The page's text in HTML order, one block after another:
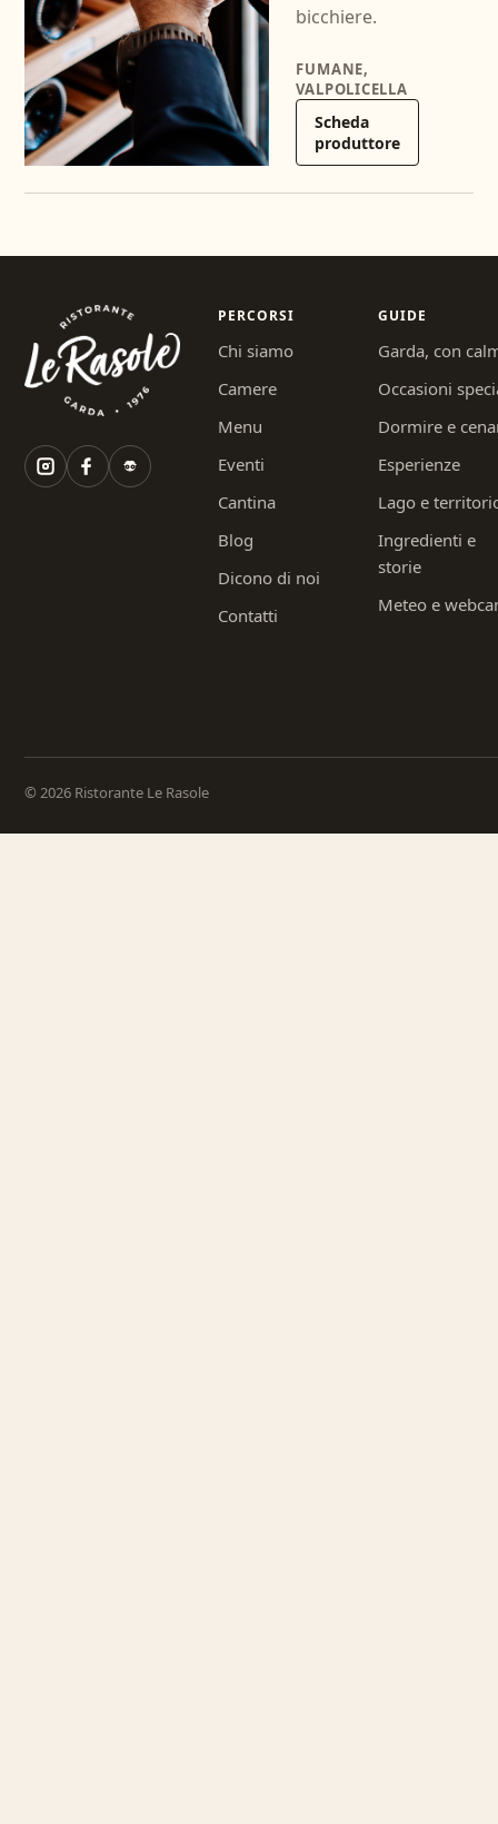
bicchiere.
FUMANE,
VALPOLICELLA
Scheda
produttore
PERCORSI
Chi siamo
Camere
Menu
Eventi
Cantina
Blog
Dicono di noi
Contatti
GUIDE
Garda, con
Occasioni
Dormire e
Esperienze
Lago e
Ingredienti e
storie
Meteo e
© 2026 Ristorante Le Rasole